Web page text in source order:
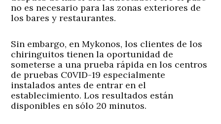
no es necesario para las zonas exteriores de
los bares y restaurantes.
Sin embargo, en Mykonos, los clientes de los
chiringuitos tienen la oportunidad de
someterse a una prueba rápida en los centros
de pruebas C0VID-19 especialmente
instalados antes de entrar en el
establecimiento. Los resultados están
disponibles en sólo 20 minutos.